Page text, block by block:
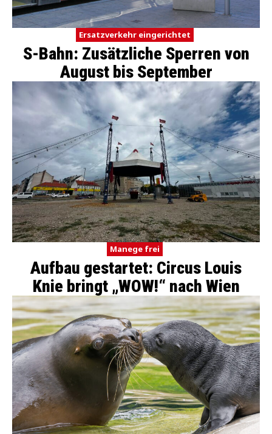
Ersatzverkehr eingerichtet
S-Bahn: Zusätzliche Sperren von
August bis September
Manege frei
Aufbau gestartet: Circus Louis
Knie bringt „WOW!“ nach Wien